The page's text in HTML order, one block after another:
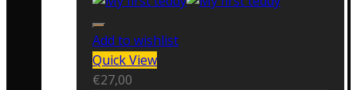
Add to wishlist
Quick View
€27,00